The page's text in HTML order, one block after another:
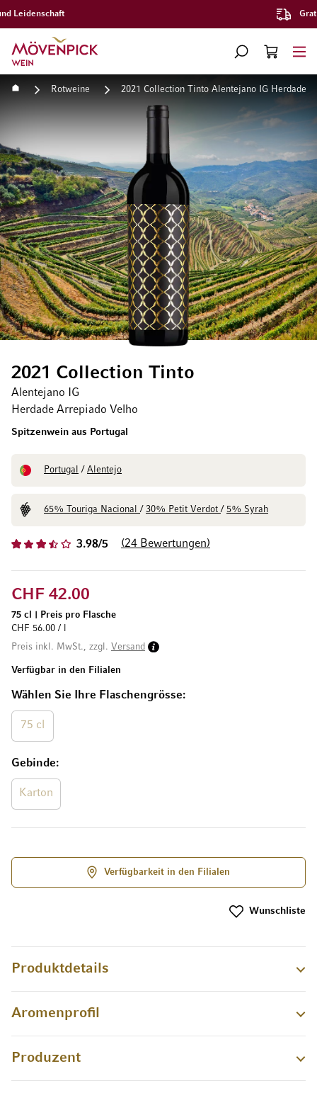
Zur Startseite
SUCHE
WARENKORB
Startseite Rotweine 2021 Collection Tinto Alentejano IG Herdade
3.98/5 24 Bewertungen
2021 Collection Tinto
Alentejano IG
Herdade Arrepiado Velho
Spitzenwein aus Portugal
Portugal / Alentejo
65% Touriga Nacional/ 30% Petit Verdot/ 5% Syrah
Wählen Sie Ihre Flaschengrösse
75 cl
Gebinde
Karton
CHF 42.00
75 cl
Preis pro Flasche
CHF 56.00 / l
Preis inkl. MwSt., zzgl. Versand
Verfügbar in den Filialen
Verfügbarkeit in den Filialen
Wunschliste
Zum Ende der Bildgalerie springen
Zum Anfang der
Produktdetails
Aromenprofil
Produzent